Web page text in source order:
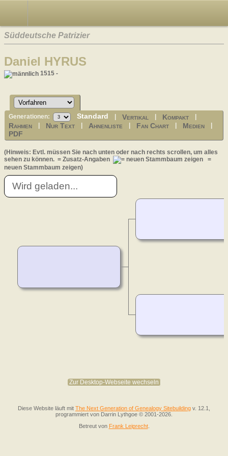
Süddeutsche Patrizier
Daniel HYRUS
1515 -
Generationen: Standard |Vertikal Kompakt
Rahmen Nur Text Ahnenliste Fan Chart Medien
PDF
(Hinweis: Evtl. müssen Sie nach unten oder nach rechts scrollen, um alles
sehen zu können. = Zusatz-Angaben
=
neuen Stammbaum zeigen)
Wird geladen...
Zur Desktop-Webseite wechseln
Diese Website läuft mit The Next Generation of Genealogy Sitebuilding v. 12.1,
programmiert von Darrin Lythgoe © 2001-2026.
Betreut von Frank Leiprecht.